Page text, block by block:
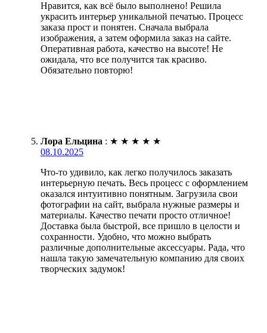
Нравится, как всё было выполнено! Решила
украсить интерьер уникальной печатью. Процесс
заказа прост и понятен. Сначала выбрала
изображения, а затем оформила заказ на сайте.
Оперативная работа, качество на высоте! Не
ожидала, что все получится так красиво.
Обязательно повторю!
Лора Ельцина : ★ ★ ★ ★ ★
08.10.2025
Что-то удивило, как легко получилось заказать
интерьерную печать. Весь процесс с оформлением
оказался интуитивно понятным. Загрузила свои
фотографии на сайт, выбрала нужные размеры и
материалы. Качество печати просто отличное!
Доставка была быстрой, все пришло в целости и
сохранности. Удобно, что можно выбрать
различные дополнительные аксессуары. Рада, что
нашла такую замечательную компанию для своих
творческих задумок!